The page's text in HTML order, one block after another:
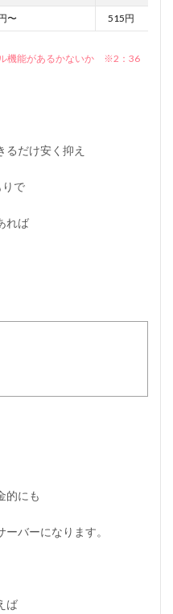
〜 515円
機能があるかないか ※2：36
るだけ安く抑え
で
れば
的にも
バーになります。
ば